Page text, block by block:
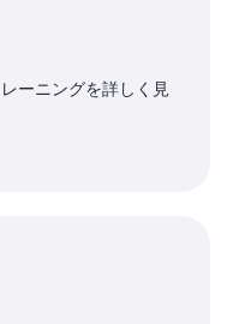
ーニングを詳しく見